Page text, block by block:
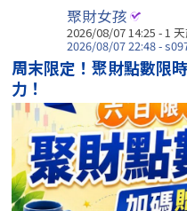
聚財女孩
2026/08/07 14:25 - 1
2026/08/07 22:48 -
周末限定！聚財點數限
力！